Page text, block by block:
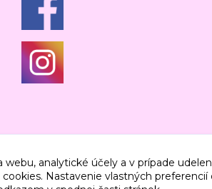
analytické účely a v prípade
Nastavenie vlastných preferencií